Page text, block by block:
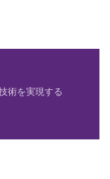
術を実現する